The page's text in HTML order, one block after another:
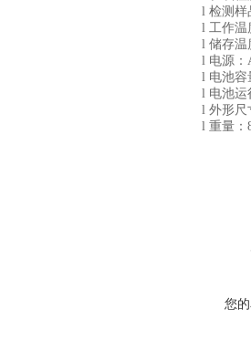
l 检测样
l 工作温
l 储存温
l 电源：
l 电池容
l 电池运
l 外形尺寸
l 重量：
您的